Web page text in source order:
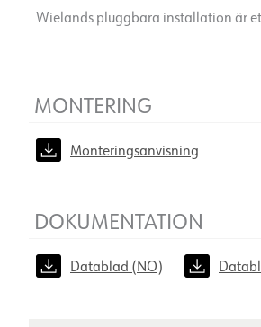
Wielands pluggbara installation är
MONTERING
Monteringsanvisning
DOKUMENTATION
Datablad (NO)